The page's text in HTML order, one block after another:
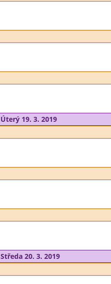
Úterý 19. 3. 2019
Středa 20. 3. 2019